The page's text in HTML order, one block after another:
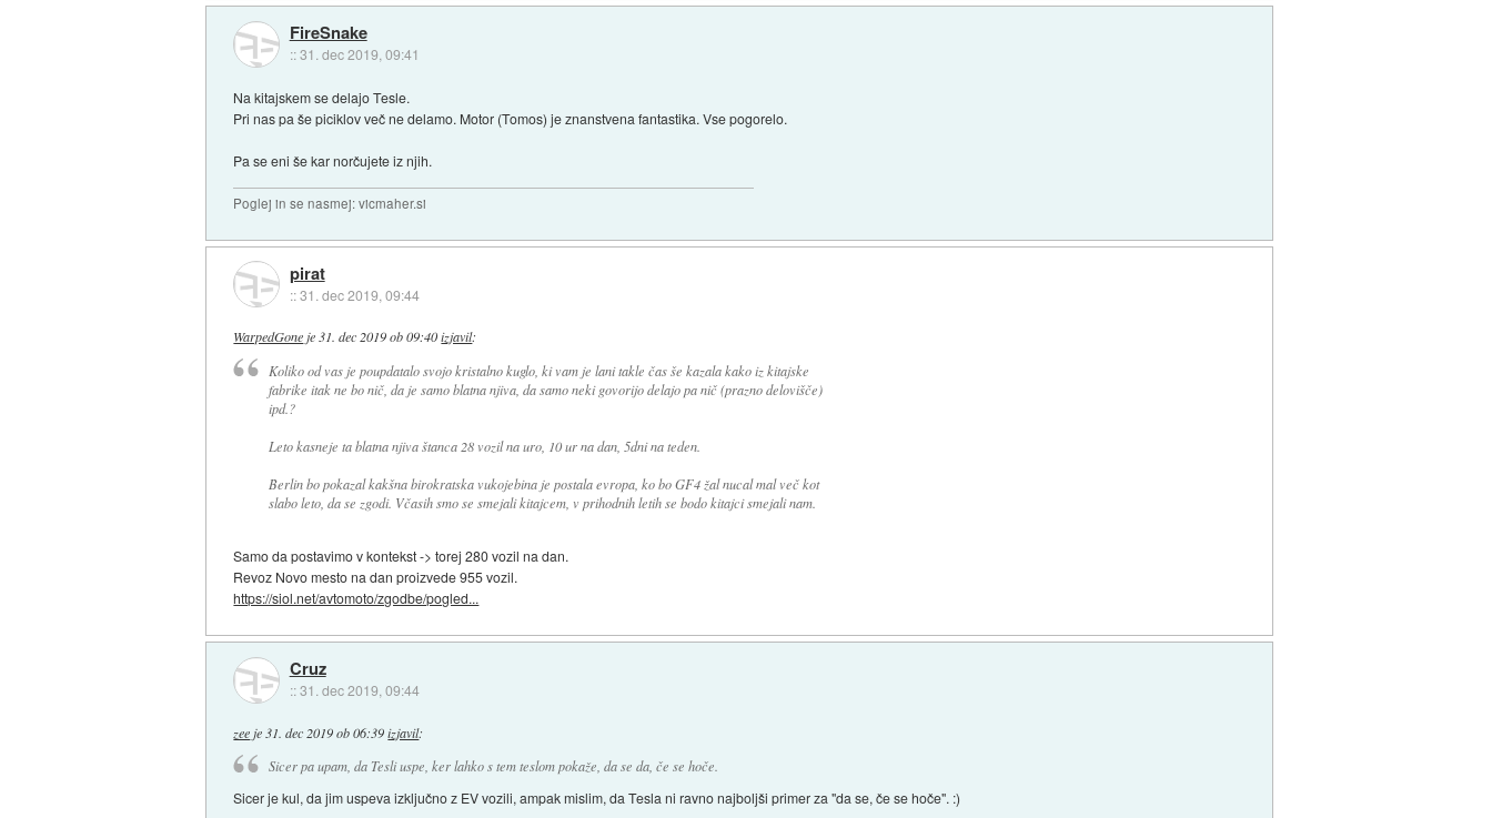
FireSnake
::31. dec 2019, 09:41
Na kitajskem se delajo Tesle.
Pri nas pa še piciklov več ne delamo. Motor (Tomos) je znanstvena fantastika. Vse pogorelo.
Pa se eni še kar norčujete iz njih.
Poglej in se nasmej: vicmaher.si
pirat
::31. dec 2019, 09:44
WarpedGoneje31. dec 2019 ob 09:40 izjavil:
Koliko od vas je poupdatalo svojo kristalno kuglo, ki vam je lani takle čas še kazala kako iz kitajske
fabrike itak ne bo nič, da je samo blatna njiva, da samo neki govorijo delajo pa nič (prazno delovišče)
ipd.?
Leto kasneje ta blatna njiva štanca 28 vozil na uro, 10 ur na dan, 5dni na teden.
Berlin bo pokazal kakšna birokratska vukojebina je postala evropa, ko bo GF4 žal nucal mal več kot
slabo leto, da se zgodi. Včasih smo se smejali kitajcem, v prihodnih letih se bodo kitajci smejali nam.
Samo da postavimo v kontekst -> torej 280 vozil na dan.
Revoz Novo mesto na dan proizvede 955 vozil.
https://siol.net/avtomoto/zgodbe/pogled...
Cruz
::31. dec 2019, 09:44
zee je 31. dec 2019 ob 06:39 izjavil:
Sicer pa upam, da Tesli uspe, ker lahko s tem teslom pokaže, da se da, če se hoče.
Sicer je kul, da jim uspeva izključno z EV vozili, ampak mislim, da Tesla ni ravno najboljši primer za "da se, če se hoče". :)